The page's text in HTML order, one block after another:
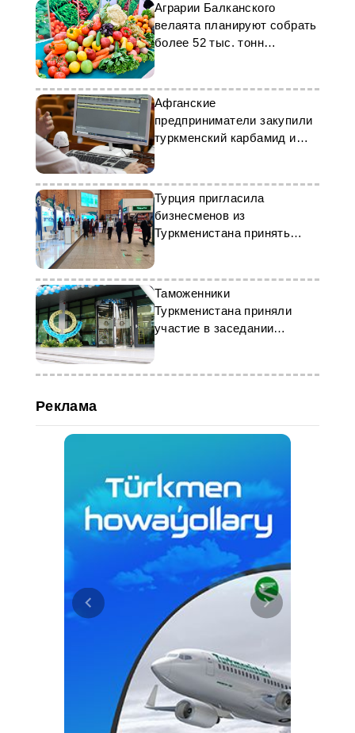
Аграрии Балканского
велаята планируют собрать
более 52 тыс. тонн
бахчевых
Афганские
предприниматели закупили
туркменский карбамид и
сжиженный газ
Турция пригласила
бизнесменов из
Туркменистана принять
участие в выставках
Таможенники
Туркменистана приняли
участие в заседании
Региональных учебных
Реклама